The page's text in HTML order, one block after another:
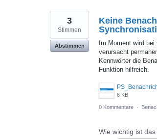
Keine
Im Moment wird
verursacht
Kennwörter die
Funktion hilfreich.
6 KB
3
Stimmen
Abstimmen
0 Kommentare ·
Wie wichtig ist